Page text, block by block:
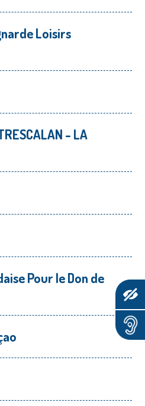
Loisirs
- LA
Pour le Don de